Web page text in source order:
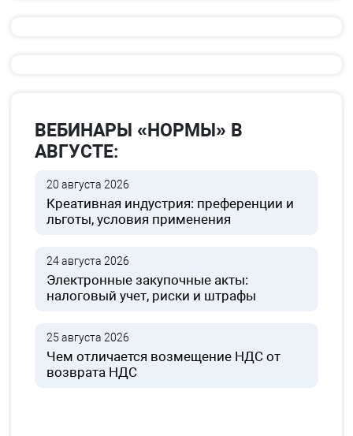
ВЕБИНАРЫ «НОРМЫ» В
АВГУСТЕ:
20 августа 2026
Креативная индустрия: преференции и
льготы, условия применения
24 августа 2026
Электронные закупочные акты:
налоговый учет, риски и штрафы
25 августа 2026
Чем отличается возмещение НДС от
возврата НДС